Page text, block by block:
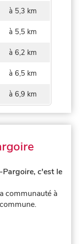
à 5,3 km
à 5,5 km
à 6,2 km
à 6,5 km
à 6,9 km
c'est le
communauté à